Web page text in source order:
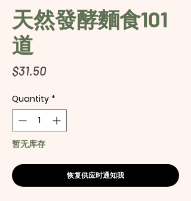
天然發酵麵食101
道
$31.50Price
Quantity *
暂无库存
恢复供应时通知我